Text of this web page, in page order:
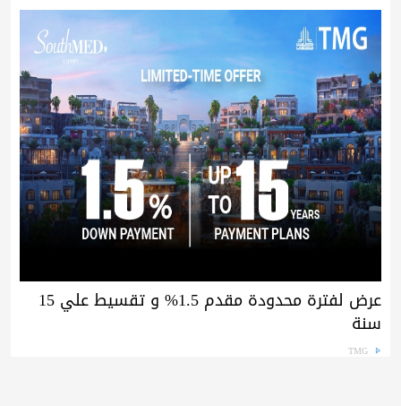
عرض لفترة محدودة مقدم 1.5% و تقسيط علي 15
سنة
TMG